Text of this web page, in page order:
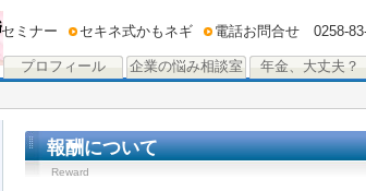
プロフィール 企業の悩み相談室 年金、大丈夫？
セミナー セキネ式かもネギ 電話お問合せ 0258-
報酬について
Reward